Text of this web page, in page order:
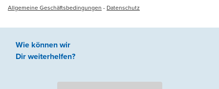
Allgemeine Geschäftsbedingungen - Datenschutz
Wie können wir
Dir weiterhelfen?